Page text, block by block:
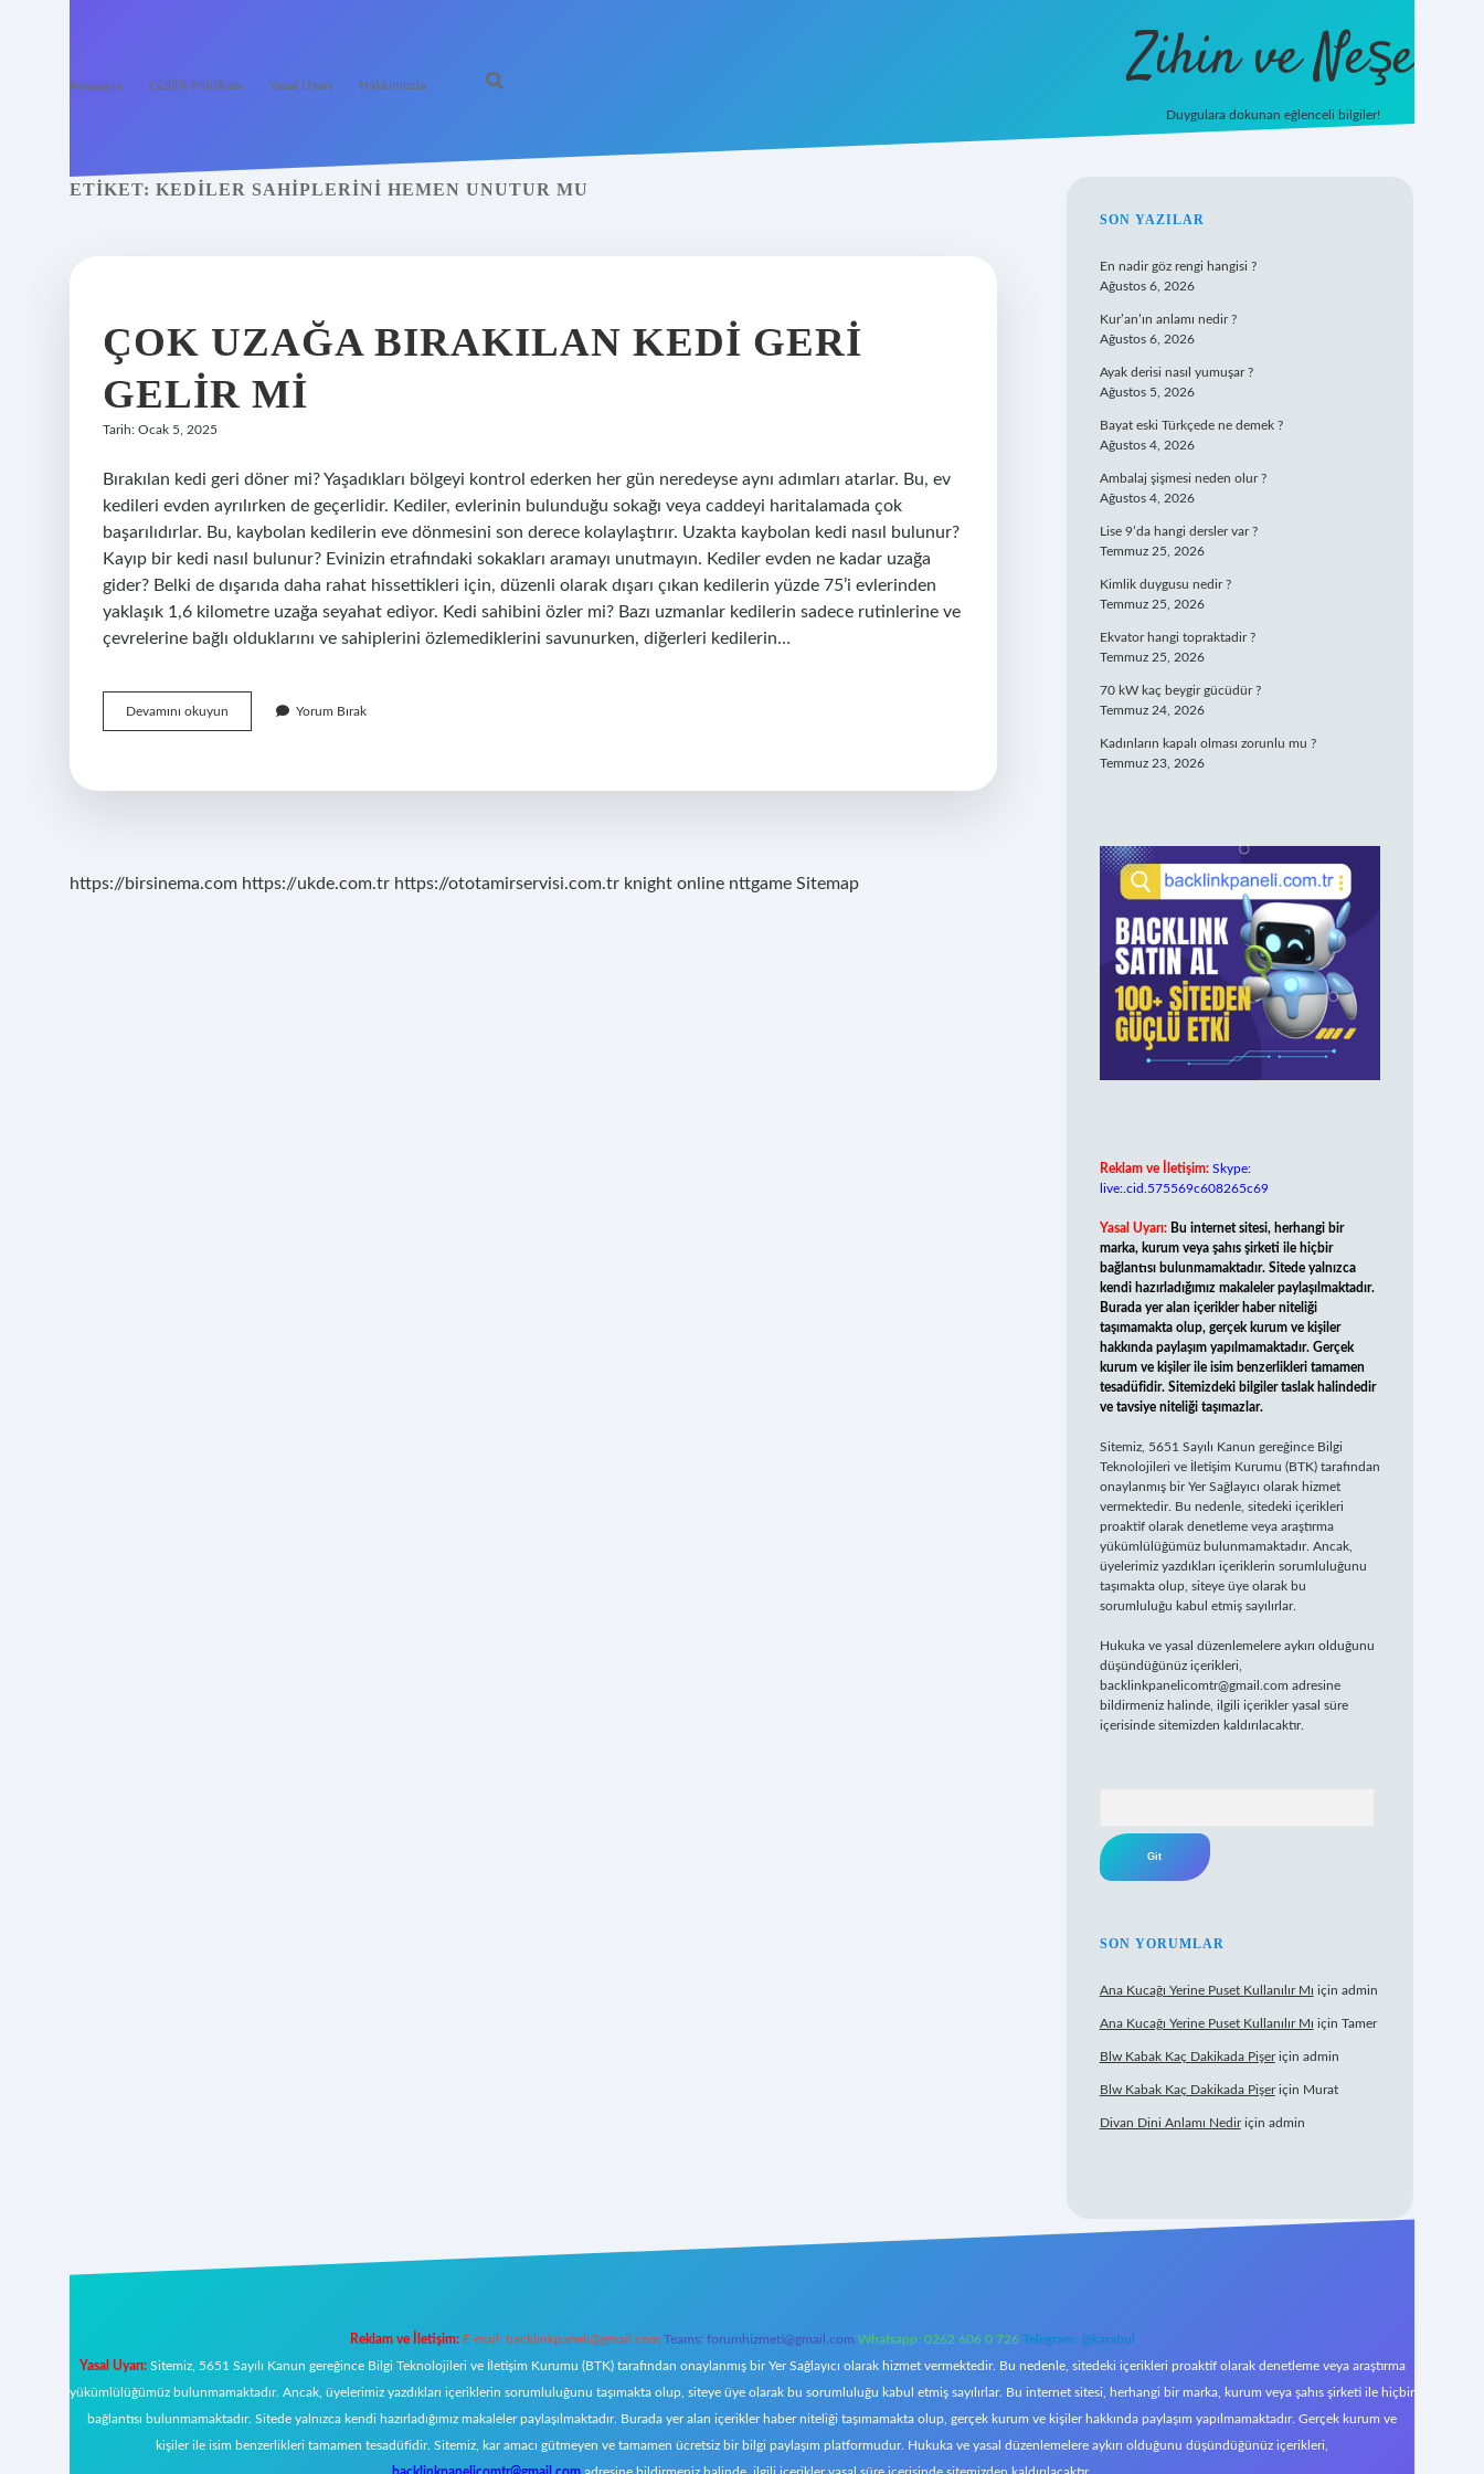
Anasayfa Gizlilik Politikası Yasal Uyarı Hakkımızda Zihin ve Neşe
Duygulara dokunan eğlenceli bilgiler!
ETIKET: KEDILER SAHIPLERINI HEMEN UNUTUR MU
ÇOK UZAĞA BIRAKILAN KEDI GERI
GELIR MI
Tarih: Ocak 5, 2025
Bırakılan kedi geri döner mi? Yaşadıkları bölgeyi kontrol ederken her gün neredeyse aynı adımları atarlar. Bu, ev
kedileri evden ayrılırken de geçerlidir. Kediler, evlerinin bulunduğu sokağı veya caddeyi haritalamada çok
başarılıdırlar. Bu, kaybolan kedilerin eve dönmesini son derece kolaylaştırır. Uzakta kaybolan kedi nasıl bulunur?
Kayıp bir kedi nasıl bulunur? Evinizin etrafındaki sokakları aramayı unutmayın. Kediler evden ne kadar uzağa
gider? Belki de dışarıda daha rahat hissettikleri için, düzenli olarak dışarı çıkan kedilerin yüzde 75’i evlerinden
yaklaşık 1,6 kilometre uzağa seyahat ediyor. Kedi sahibini özler mi? Bazı uzmanlar kedilerin sadece rutinlerine ve
çevrelerine bağlı olduklarını ve sahiplerini özlemediklerini savunurken, diğerleri kedilerin…
Devamını okuyun
Uzağa
Geri
Yorum Bırak
https://birsinema.com https://ukde.com.tr https://ototamirservisi.com.tr knight online nttgame Sitemap
SIDEBAR
SON YAZILAR
En nadir göz rengi hangisi ?
Ağustos 6, 2026
Kur’an’ın anlamı nedir ?
Ağustos 6, 2026
Ayak derisi nasıl yumuşar ?
Ağustos 5, 2026
Bayat eski Türkçede ne demek ?
Ağustos 4, 2026
Ambalaj şişmesi neden olur ?
Ağustos 4, 2026
Lise 9’da hangi dersler var ?
Temmuz 25, 2026
Kimlik duygusu nedir ?
Temmuz 25, 2026
Ekvator hangi topraktadir ?
Temmuz 25, 2026
70 kW kaç beygir gücüdür ?
Temmuz 24, 2026
Kadınların kapalı olması zorunlu mu ?
Temmuz 23, 2026
Reklam ve İletişim: Skype:
live:.cid.575569c608265c69
Yasal Uyarı: Bu internet sitesi, herhangi bir
marka, kurum veya şahıs şirketi ile hiçbir
bağlantısı bulunmamaktadır. Sitede yalnızca
kendi hazırladığımız makaleler paylaşılmaktadır.
Burada yer alan içerikler haber niteliği
taşımamakta olup, gerçek kurum ve kişiler
hakkında paylaşım yapılmamaktadır. Gerçek
kurum ve kişiler ile isim benzerlikleri tamamen
tesadüfidir. Sitemizdeki bilgiler taslak halindedir
ve tavsiye niteliği taşımazlar.
Sitemiz, 5651 Sayılı Kanun gereğince Bilgi
Teknolojileri ve İletişim Kurumu (BTK) tarafından
onaylanmış bir Yer Sağlayıcı olarak hizmet
vermektedir. Bu nedenle, sitedeki içerikleri
proaktif olarak denetleme veya araştırma
yükümlülüğümüz bulunmamaktadır. Ancak,
üyelerimiz yazdıkları içeriklerin sorumluluğunu
taşımakta olup, siteye üye olarak bu
sorumluluğu kabul etmiş sayılırlar.
Hukuka ve yasal düzenlemelere aykırı olduğunu
düşündüğünüz içerikleri,
backlinkpanelicomtr@gmail.com adresine
bildirmeniz halinde, ilgili içerikler yasal süre
içerisinde sitemizden kaldırılacaktır.
SON YORUMLAR
Ana Kucağı Yerine Puset Kullanılır Mı için admin
Ana Kucağı Yerine Puset Kullanılır Mı için Tamer
Blw Kabak Kaç Dakikada Pişeriçin admin
Blw Kabak Kaç Dakikada Pişeriçin Murat
Divan Dini Anlamı Nediriçin admin
Reklam ve İletişim: E-mail: backlinkpaneli@gmail.com Teams: forumhizmeti@gmail.com Whatsapp: 0262 606 0 726 Telegram: @karabul
Yasal Uyarı:Sitemiz, 5651 Sayılı Kanun gereğince Bilgi Teknolojileri ve İletişim Kurumu (BTK) tarafından onaylanmış bir Yer Sağlayıcı olarak hizmet vermektedir. Bu nedenle, sitedeki içerikleri proaktif olarak denetleme veya araştırma
yükümlülüğümüz bulunmamaktadır. Ancak, üyelerimiz yazdıkları içeriklerin sorumluluğunu taşımakta olup, siteye üye olarak bu sorumluluğu kabul etmiş sayılırlar. Bu internet sitesi, herhangi bir marka, kurum veya şahıs şirketi ile hiçbir
bağlantısı bulunmamaktadır. Sitede yalnızca kendi hazırladığımız makaleler paylaşılmaktadır. Burada yer alan içerikler haber niteliği taşımamakta olup, gerçek kurum ve kişiler hakkında paylaşım yapılmamaktadır. Gerçek kurum ve
kişiler ile isim benzerlikleri tamamen tesadüfidir. Sitemiz, kar amacı gütmeyen ve tamamen ücretsiz bir bilgi paylaşım platformudur. Hukuka ve yasal düzenlemelere aykırı olduğunu düşündüğünüz içerikleri,